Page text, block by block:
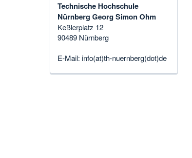
Technische Hochschule
Nürnberg Georg Simon Ohm
Keßlerplatz 12
90489 Nürnberg
E-Mail: info(at)th-nuernberg(dot)de